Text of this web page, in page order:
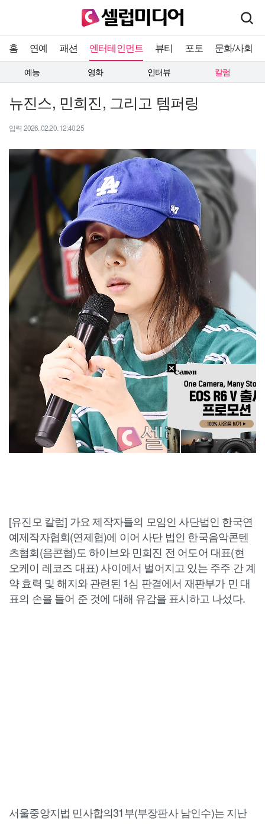
홈 연예 패션 엔터테인먼트 뷰티 포토 문화/사회
예능 영화 인터뷰 칼럼
뉴진스, 민희진, 그리고 템퍼링
입력 2026. 02.20. 12:40:25
[유진모 칼럼] 가요 제작자들의 모임인 사단법인 한국연
예제작자협회(연제협)에 이어 사단 법인 한국음악콘텐
츠협회(음콘협)도 하이브와 민희진 전 어도어 대표(현
오케이 레코즈 대표) 사이에서 벌어지고 있는 주주 간 계
약 효력 및 해지와 관련된 1심 판결에서 재판부가 민 대
표의 손을 들어 준 것에 대해 유감을 표시하고 나섰다.
서울중앙지법 민사합의31부(부장판사 남인수)는 지난